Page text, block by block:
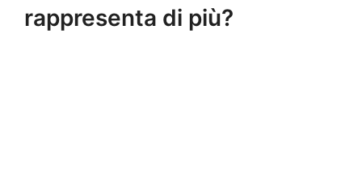
rappresenta di più?